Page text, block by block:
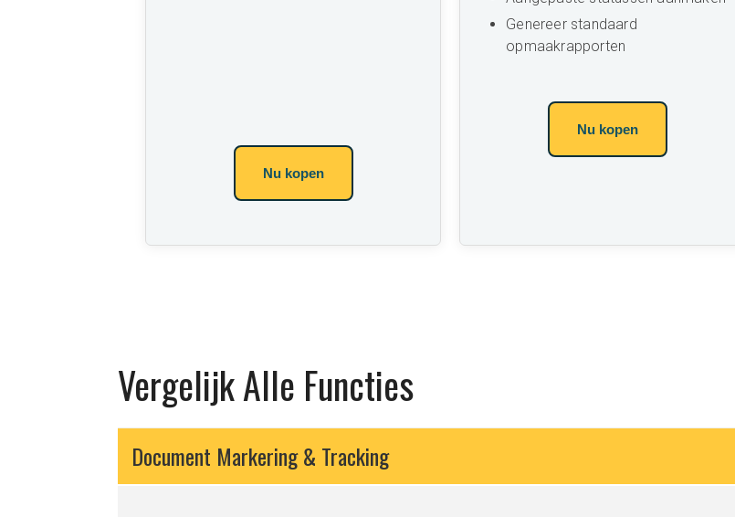
Nu kopen
Genereer standaard
opmaakrapporten
Nu kopen
Vergelijk Alle Functies
Document Markering & Tracking